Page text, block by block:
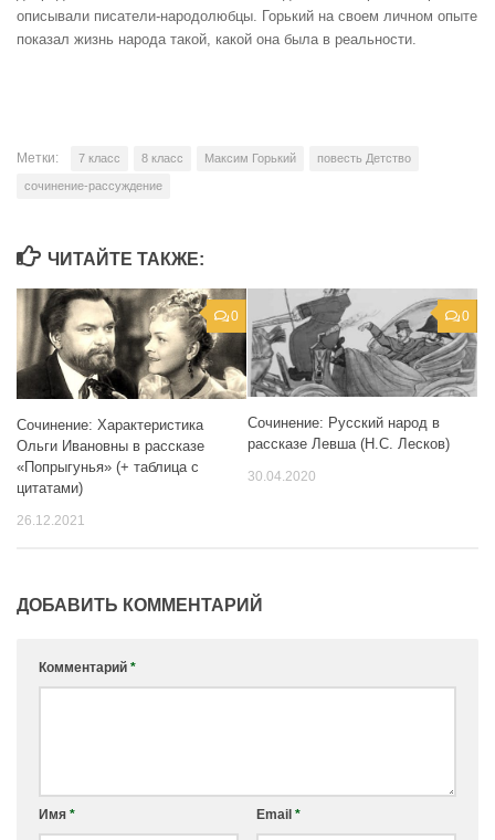
описывали писатели-народолюбцы. Горький на своем личном опыте
показал жизнь народа такой, какой она была в реальности.
Метки: 7 класс 8 класс Максим Горький повесть Детство
сочинение-рассуждение
ЧИТАЙТЕ ТАКЖЕ:
0
Сочинение: Характеристика
Ольги Ивановны в рассказе
«Попрыгунья» (+ таблица с
цитатами)
26.12.2021
0
Сочинение: Русский народ в
рассказе Левша (Н.С. Лесков)
30.04.2020
ДОБАВИТЬ КОММЕНТАРИЙ
Комментарий *
Имя * Email *